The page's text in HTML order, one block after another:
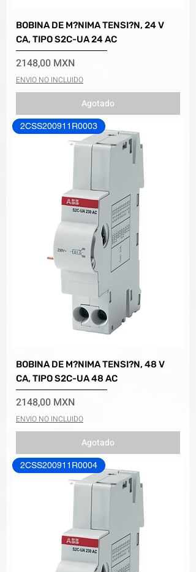
BOBINA DE M?NIMA TENSI?N, 24 V
CA, TIPO S2C-UA 24 AC
Precio
2148,00 MXN
ENVIO NO INCLUIDO
Agotado
2CSS200911R0003
BOBINA DE M?NIMA TENSI?N, 48 V
CA, TIPO S2C-UA 48 AC
Precio
2148,00 MXN
ENVIO NO INCLUIDO
Agotado
2CSS200911R0004